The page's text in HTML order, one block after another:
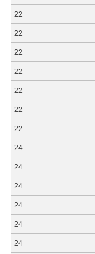
22
22
22
22
22
22
22
24
24
24
24
24
24